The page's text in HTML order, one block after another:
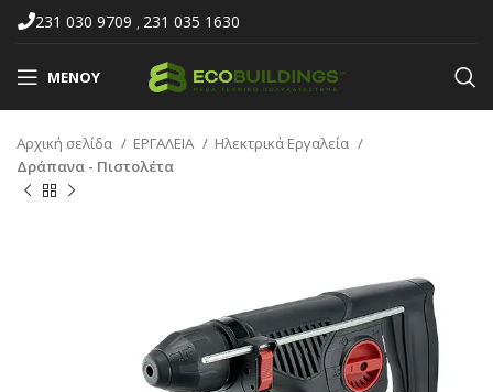
231 030 9709 , 231 035 1630
ΜΕΝΟΎ
Αρχική σελίδα ΕΡΓΑΛΕΙΑ
Ηλεκτρικά Εργαλεία
Δράπανα - Πιστολέτα